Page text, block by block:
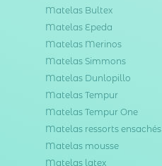
Matelas Bultex
Matelas Epeda
Matelas Merinos
Matelas Simmons
Matelas Dunlopillo
Matelas Tempur
Matelas Tempur One
Matelas ressorts ensachés
Matelas mousse
Matelas latex